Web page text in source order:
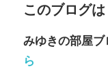
このブログは
みゆきの部屋
ら